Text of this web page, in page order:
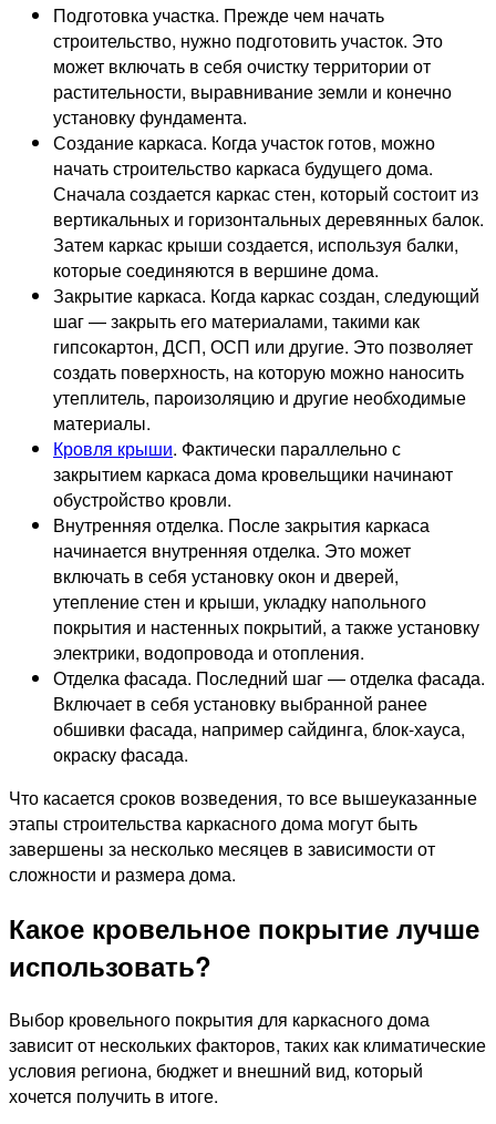
Подготовка участка. Прежде чем начать
строительство, нужно подготовить участок. Это
может включать в себя очистку территории от
растительности, выравнивание земли и конечно
установку фундамента.
Создание каркаса. Когда участок готов, можно
начать строительство каркаса будущего дома.
Сначала создается каркас стен, который состоит из
вертикальных и горизонтальных деревянных балок.
Затем каркас крыши создается, используя балки,
которые соединяются в вершине дома.
Закрытие каркаса. Когда каркас создан, следующий
шаг — закрыть его материалами, такими как
гипсокартон, ДСП, ОСП или другие. Это позволяет
создать поверхность, на которую можно наносить
утеплитель, пароизоляцию и другие необходимые
материалы.
Кровля крыши. Фактически параллельно с
закрытием каркаса дома кровельщики начинают
обустройство кровли.
Внутренняя отделка. После закрытия каркаса
начинается внутренняя отделка. Это может
включать в себя установку окон и дверей,
утепление стен и крыши, укладку напольного
покрытия и настенных покрытий, а также установку
электрики, водопровода и отопления.
Отделка фасада. Последний шаг — отделка фасада.
Включает в себя установку выбранной ранее
обшивки фасада, например сайдинга, блок-хауса,
окраску фасада.
Что касается сроков возведения, то все вышеуказанные
этапы строительства каркасного дома могут быть
завершены за несколько месяцев в зависимости от
сложности и размера дома.
Какое кровельное покрытие лучше
использовать?
Выбор кровельного покрытия для каркасного дома
зависит от нескольких факторов, таких как климатические
условия региона, бюджет и внешний вид, который
хочется получить в итоге.